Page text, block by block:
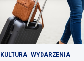
KULTURA WYDARZENIA